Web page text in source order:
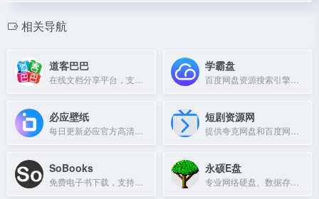
相关导航
道客巴巴 学霸盘
必应壁纸 短剧资源网
SoBooks 永硕E盘